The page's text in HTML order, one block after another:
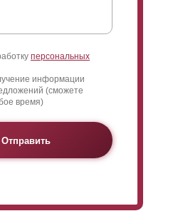
персональных
информации
(сможете
время)
Отправить